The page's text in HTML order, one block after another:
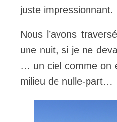
juste
Nous l’avons
une nuit, si je ne
… un ciel comme on
milieu de nulle-part…